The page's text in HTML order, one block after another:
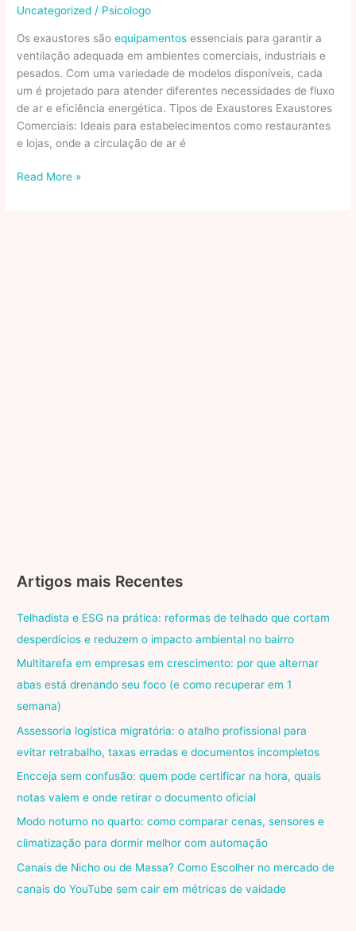
Uncategorized / Psicologo
Os exaustores sãoequipamentos essenciais para garantir a
ventilação adequada em ambientes comerciais, industriais e
pesados. Com uma variedade de modelos disponíveis, cada
um é projetado para atender diferentes necessidades de fluxo
de ar e eficiência energética. Tipos de Exaustores Exaustores
Comerciais: Ideais para estabelecimentos como restaurantes
e lojas, onde a circulação de ar é
Exaustores
Read More »
Artigos mais Recentes
Telhadista e ESG na prática: reformas de telhado que cortam
desperdícios e reduzem o impacto ambiental no bairro
Multitarefa em empresas em crescimento: por que alternar
abas está drenando seu foco (e como recuperar em 1
semana)
Assessoria logística migratória: o atalho profissional para
evitar retrabalho, taxas erradas e documentos incompletos
Encceja sem confusão: quem pode certificar na hora, quais
notas valem e onde retirar o documento oficial
Modo noturno no quarto: como comparar cenas, sensores e
climatização para dormir melhor com automação
Canais de Nicho ou de Massa? Como Escolher no mercado de
canais do YouTube sem cair em métricas de vaidade